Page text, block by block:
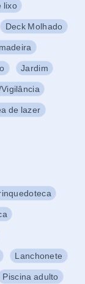
lixo
Deck Molhado
Jardim
de lazer
Lanchonete
Piscina adulto